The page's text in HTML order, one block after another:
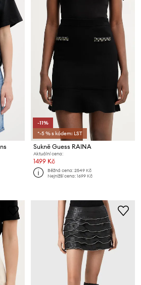
-11%
*-5 % s kódem: LST
Sukně Guess RAINA
Aktuální cena:
1499 Kč
Běžná cena:2549 Kč
Nejnižší cena:1699 Kč